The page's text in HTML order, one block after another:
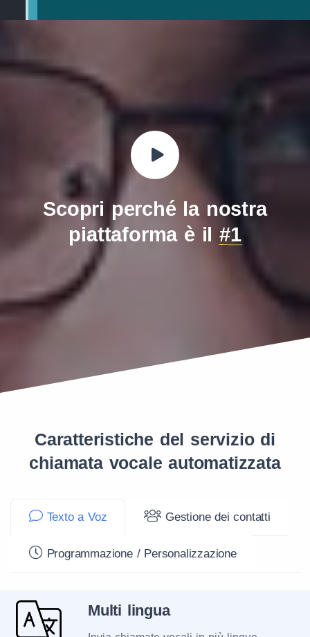
Scopri perché la nostra
piattaforma è il #1
Caratteristiche del servizio di
chiamata vocale automatizzata
Texto a Voz Gestione dei contatti
Programmazione / Personalizzazione
Multi lingua